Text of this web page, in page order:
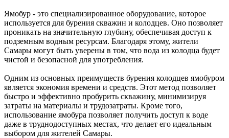
Ямобур - это специализированное оборудование, которое
используется для бурения скважин и колодцев. Оно позволяет
проникать на значительную глубину, обеспечивая доступ к
подземным водным ресурсам. Благодаря этому, жители
Самары могут быть уверены в том, что вода из колодца будет
чистой и безопасной для употребления.
Одним из основных преимуществ бурения колодцев ямобуром
является экономия времени и средств. Этот метод позволяет
быстро и эффективно пробурить скважину, минимизируя
затраты на материалы и трудозатраты. Кроме того,
использование ямобура позволяет получить доступ к воде
даже в труднодоступных местах, что делает его идеальным
выбором для жителей Самары.